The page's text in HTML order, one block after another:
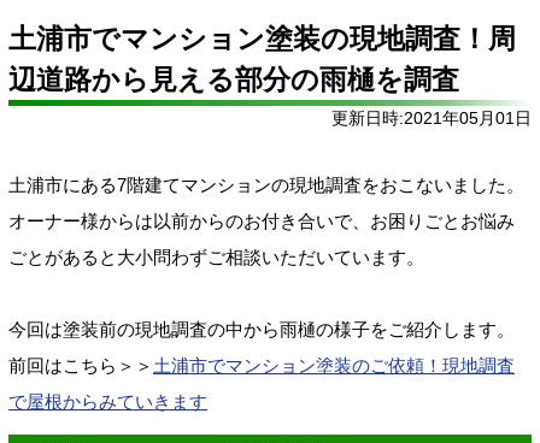
土浦市でマンション塗装の現地調査！周
辺道路から見える部分の雨樋を調査
更新日時:2021年05月01日
土浦市にある7階建てマンションの現地調査をおこないました。
オーナー様からは以前からのお付き合いで、お困りごとお悩み
ごとがあると大小問わずご相談いただいています。
今回は塗装前の現地調査の中から雨樋の様子をご紹介します。
前回はこちら＞＞ 土浦市でマンション塗装のご依頼！現地調査
で屋根からみていきます